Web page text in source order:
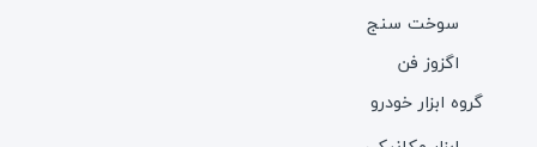
سوخت سنج
اگزوز فن
گروه ابزار خودرو